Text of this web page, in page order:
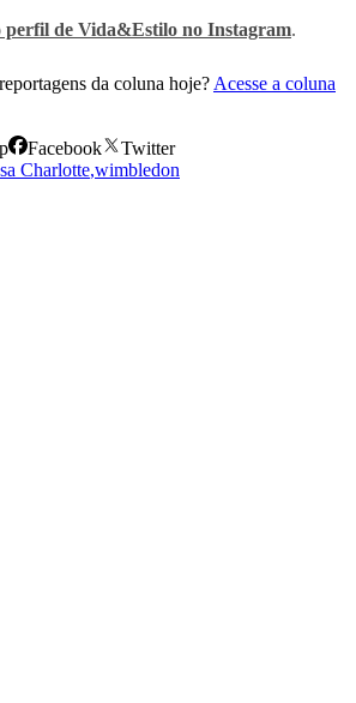
perfil de Vida&Estilo no Instagram.
da coluna hoje? Acesse a coluna
Facebook
Twitter
Charlotte,wimbledon